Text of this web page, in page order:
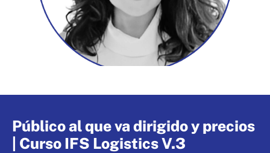
Público al que va dirigido y precios
| Curso IFS Logistics V.3